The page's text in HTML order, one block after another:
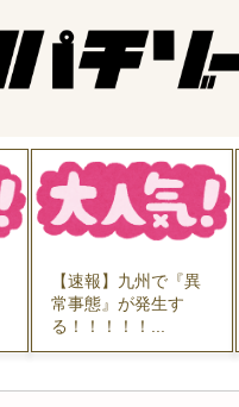
【速報】九州で『異
常事態』が発生す
る！！！！！...